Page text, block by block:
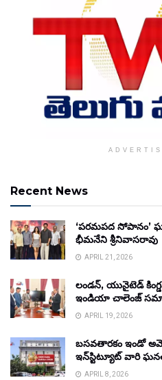
Recent News
‘పరమపద సోపానం’
భీమనేని శ్రీనివాసరావు
APRIL 21, 2026
లండన్, యునైటెడ్
ఇండియా చాలెంజ్
APRIL 19, 2026
బసవతారకం ఇండో
ఇన్‌స్టిట్యూట్ వారి
APRIL 8, 2026